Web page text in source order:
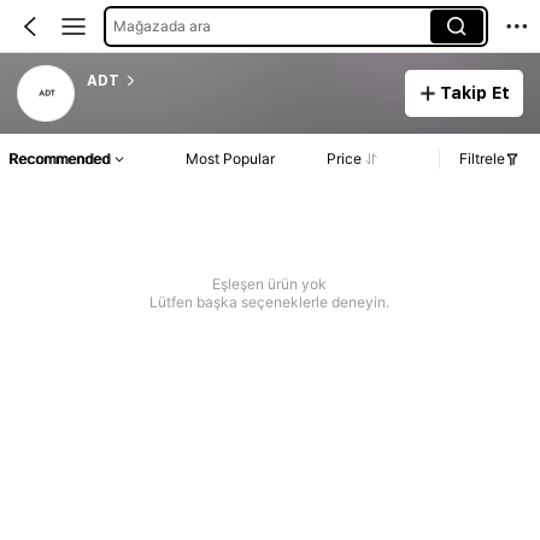
Mağazada ara
ADT
Takip Et
Recommended Most Popular Price Filtrele
Eşleşen ürün yok
Lütfen başka seçeneklerle deneyin.